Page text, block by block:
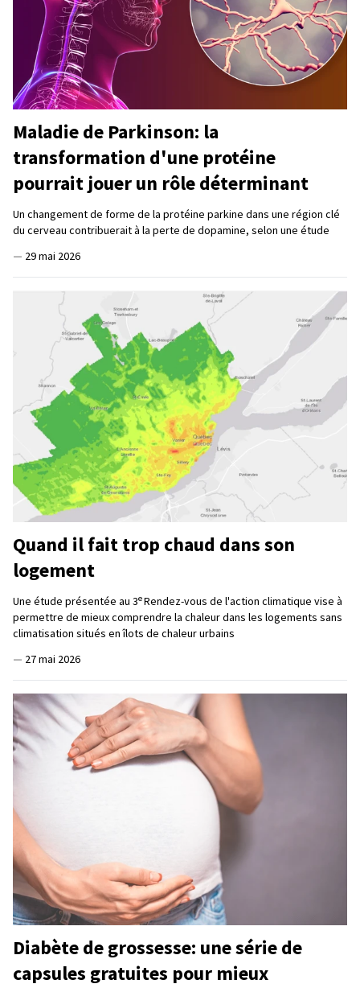
Maladie de Parkinson: la
transformation d'une protéine
pourrait jouer un rôle déterminant
Un changement de forme de la protéine parkine dans une région clé
du cerveau contribuerait à la perte de dopamine, selon une étude
— 29 mai 2026
Quand il fait trop chaud dans son
logement
Une étude présentée au 3eRendez-vous de l'action climatique vise à
permettre de mieux comprendre la chaleur dans les logements sans
climatisation situés en îlots de chaleur urbains
— 27 mai 2026
Diabète de grossesse: une série de
capsules gratuites pour mieux